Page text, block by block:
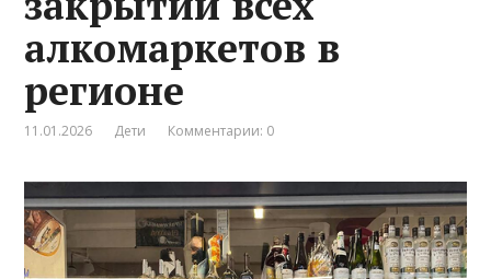
алкомаркетов в
регионе
11.01.2026 Дети Комментарии: 0